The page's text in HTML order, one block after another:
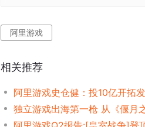
阿里游戏
相关推荐
阿里游戏史仓健：投10亿开拓